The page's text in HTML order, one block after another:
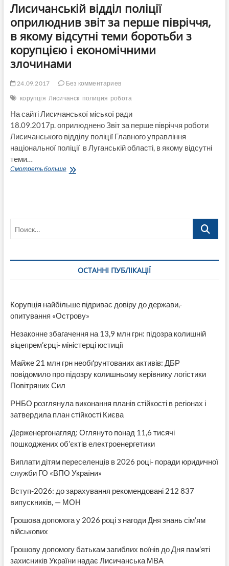
не
дискримінаційних
вимог
в
оголошеннях
про
Лисичанській відділ поліції
оприлюднив звіт за перше півріччя,
в якому відсутні теми боротьби з
корупцією і економічними
злочинами
24.09.2017
Без комментариев
корупція Лисичанск полиция робота
На сайті Лисичанської міської ради
18.09.2017р. оприлюднено Звіт за перше півріччя роботи
Лисичанського відділу поліції Главного управління
національної поліції в Луганській області, в якому відсутні
теми…
Смотреть большеЛисичанській
відсутні
теми
боротьби
і
економічними
Поиск…
ОСТАННІ ПУБЛІКАЦІЇ
Корупція найбільше підриває довіру до держави,-
опитування «Острову»
Незаконне збагачення на 13,9 млн грн: підозра колишній
віцепрем’єрці- міністерці юстиції
Майже 21 млн грн необґрунтованих активів: ДБР
повідомило про підозру колишньому керівнику логістики
Повітряних Сил
РНБО розглянула виконання планів стійкості в регіонах і
затвердила план стійкості Києва
Держенергонагляд: Оглянуто понад 11,6 тисячі
пошкоджених об’єктів електроенергетики
Виплати дітям переселенців в 2026 році- поради юридичної
служби ГО «ВПО України»
Вступ-2026: до зарахування рекомендовані 212 837
випускників, — МОН
Грошова допомога у 2026 році з нагоди Дня знань сім’ям
військових
Грошову допомогу батькам загиблих воїнів до Дня пам’яті
захисників України надає Лисичанська МВА